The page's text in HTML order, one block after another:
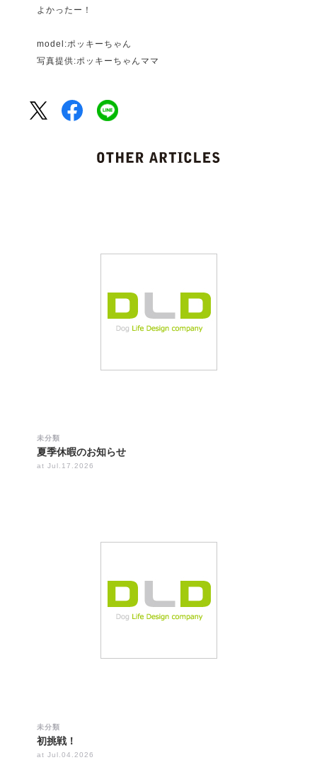
よかったー！
model:ポッキーちゃん
写真提供:ポッキーちゃんママ
未分類
夏季休暇のお知らせ
at Jul.17.2026
未分類
初挑戦！
at Jul.04.2026